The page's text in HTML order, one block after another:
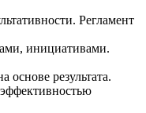
Регламент
инициативами.
основе результата.